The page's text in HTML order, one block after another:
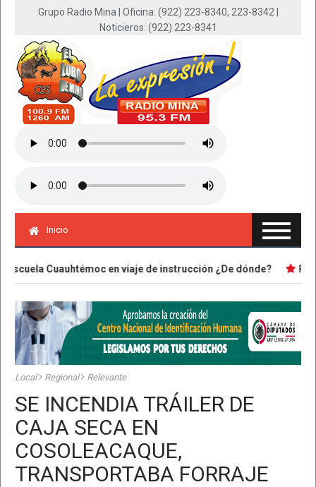
Grupo Radio Mina | Oficina: (922) 223-8340, 223-8342 |
Noticieros: (922) 223-8341
Inicio
Cuauhtémoc en viaje de instrucción ¿De dónde? Red
Local Regional Relevante
SE INCENDIA TRÁILER DE
CAJA SECA EN
COSOLEACAQUE,
TRANSPORTABA FORRAJE